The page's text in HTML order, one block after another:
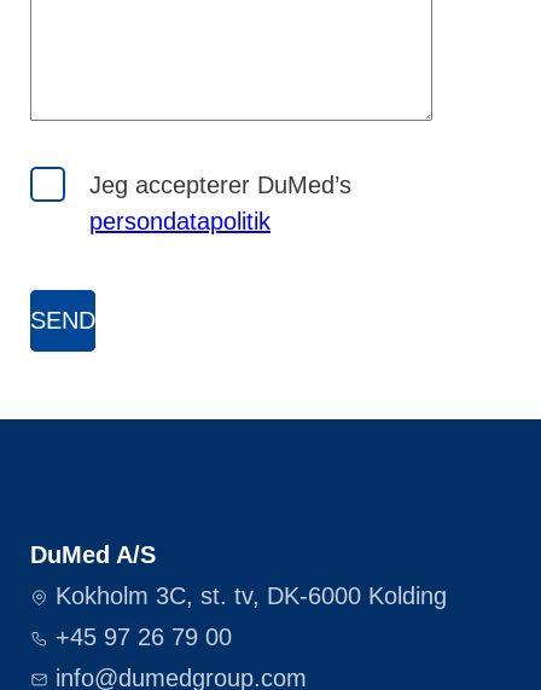
Jeg accepterer DuMed’s
persondatapolitik
DuMed A/S
Kokholm 3C, st. tv, DK-6000 Kolding
+45 97 26 79 00
info@dumedgroup.com